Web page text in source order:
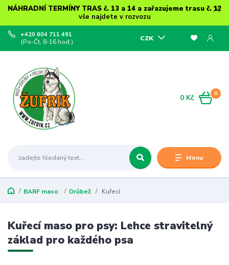
NÁHRADNÍ TERMÍNY TRAS č. 13 a 14 a zařazujeme trasu č. 12
vše najdete v rozvozu
Menu
CZK
+420 604 711 491
(Po-Čt, 8-16 hod.)
0
0 Kč
BARF maso Drůbež Kuřecí
Kuřecí maso pro psy: Lehce stravitelný
základ pro každého psa